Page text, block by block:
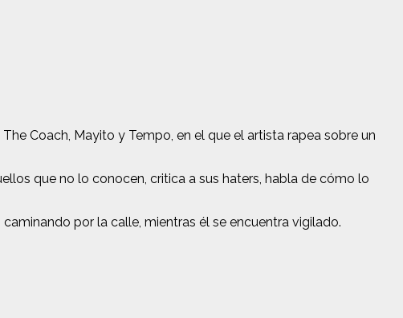
Coach, Mayito y Tempo, en el que el artista rapea sobre un
que no lo conocen, critica a sus haters, habla de cómo lo
por la calle, mientras él se encuentra vigilado.